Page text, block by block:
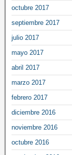
octubre 2017
septiembre 2017
julio 2017
mayo 2017
abril 2017
marzo 2017
febrero 2017
diciembre 2016
noviembre 2016
octubre 2016